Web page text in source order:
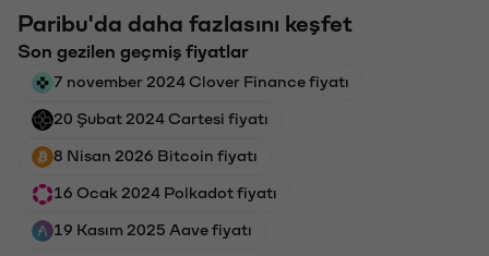
Paribu'da daha fazlasını keşfet
Son gezilen geçmiş fiyatlar
7 november 2024 Clover Finance fiyatı
20 Şubat 2024 Cartesi fiyatı
8 Nisan 2026 Bitcoin fiyatı
16 Ocak 2024 Polkadot fiyatı
19 Kasım 2025 Aave fiyatı